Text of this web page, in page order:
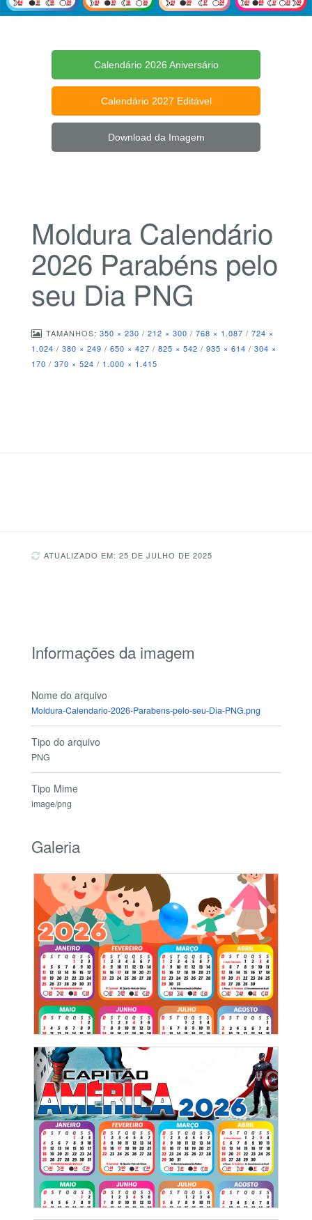
Calendário 2026 Aniversário
Calendário 2027 Editável
Download da Imagem
Moldura Calendário
2026 Parabéns pelo
seu Dia PNG
TAMANHOS: 350 × 230 / 212 × 300 / 768 × 1.087 / 724 ×
1.024 / 380 × 249 / 650 × 427 / 825 × 542 / 935 × 614 / 304 ×
170 / 370 × 524 / 1.000 × 1.415
ATUALIZADO EM: 25 DE JULHO DE 2025
Informações da imagem
Nome do arquivo
Moldura-Calendario-2026-Parabens-pelo-seu-Dia-PNG.png
Tipo do arquivo
PNG
Tipo Mime
image/png
Galeria